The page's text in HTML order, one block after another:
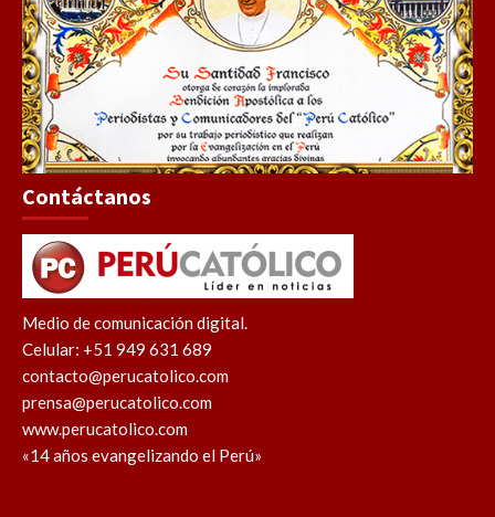
Contáctanos
Medio de comunicación digital.
Celular: +51 949 631 689
contacto@perucatolico.com
prensa@perucatolico.com
www.perucatolico.com
«14 años evangelizando el Perú»